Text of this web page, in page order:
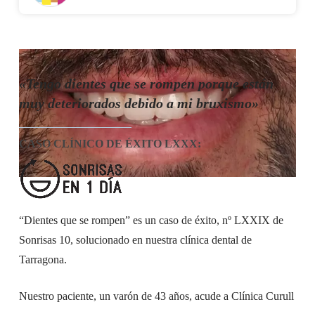
«Tengo dientes que se rompen porque están
muy deteriorados debido a mi bruxismo»
CASO CLÍNICO DE ÉXITO LXXX:
“Dientes que se rompen” es un caso de éxito, nº LXXIX de
Sonrisas 10, solucionado en nuestra clínica dental de
Tarragona.
Nuestro paciente, un varón de 43 años, acude a Clínica Curull